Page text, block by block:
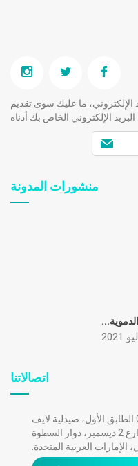
الإلكتروني، ما عليك سوى تقديم
البريد الإلكتروني الخاص بك أدناه
منشورات المدونة
الدموية...
اتصالاتنا
السطوة